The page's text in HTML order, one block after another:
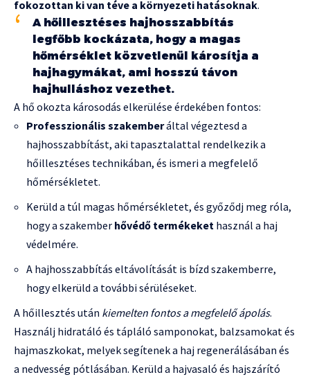
fokozottan ki van téve a környezeti hatásoknak.
A hőillesztéses hajhosszabbítás
legfőbb kockázata, hogy a magas
hőmérséklet közvetlenül károsítja a
hajhagymákat, ami hosszú távon
hajhulláshoz vezethet.
A hő okozta károsodás elkerülése érdekében fontos:
Professzionális szakemberáltal végeztesd a
hajhosszabbítást, aki tapasztalattal rendelkezik a
hőillesztéses technikában, és ismeri a megfelelő
hőmérsékletet.
Kerüld a túl magas hőmérsékletet, és győződj meg róla,
hogy a szakember hővédő termékeket használ a haj
védelmére.
A hajhosszabbítás eltávolítását is bízd szakemberre,
hogy elkerüld a további sérüléseket.
A hőillesztés után kiemelten fontos a megfelelő ápolás.
Használj hidratáló és tápláló samponokat, balzsamokat és
hajmaszkokat, melyek segítenek a haj regenerálásában és
a nedvesség pótlásában. Kerüld a hajvasaló és hajszárító